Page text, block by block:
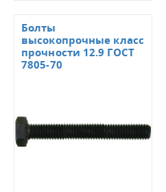
Болты
высокопрочные класс
прочности 12.9 ГОСТ
7805-70